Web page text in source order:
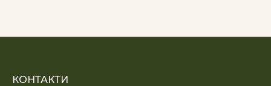
КОНТАКТИ